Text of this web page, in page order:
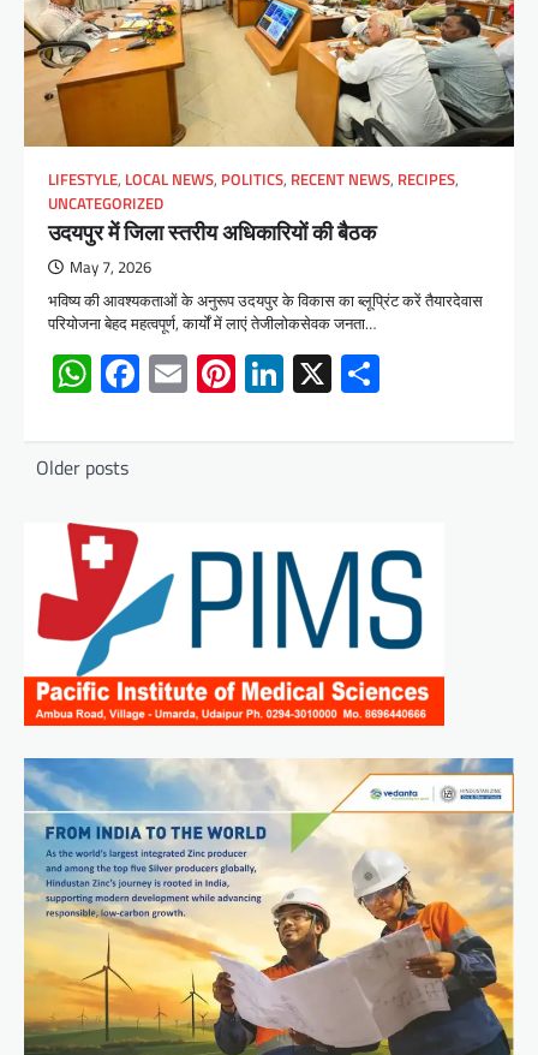
LIFESTYLE, LOCAL NEWS, POLITICS, RECENT NEWS, RECIPES,
UNCATEGORIZED
उदयपुर में जिला स्तरीय अधिकारियों की बैठक
May 7, 2026
भविष्य की आवश्यकताओं के अनुरूप उदयपुर के विकास का ब्लूप्रिंट करें तैयारदेवास
परियोजना बेहद महत्वपूर्ण, कार्यों में लाएं तेजीलोकसेवक जनता…
WhatsApp
Facebook
EmailPinterest
LinkedIn
X
Posts
Older posts